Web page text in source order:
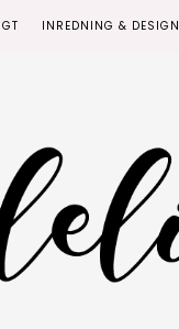
INREDNING & DESIGN